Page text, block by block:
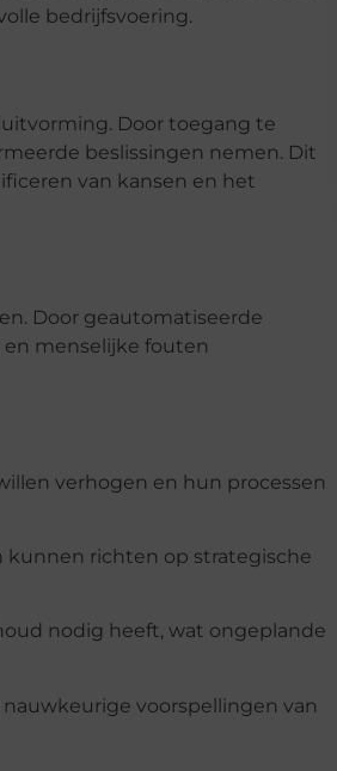
bedrijfsvoering.
Door toegang te
beslissingen nemen. Dit
van kansen en het
Door geautomatiseerde
menselijke fouten
verhogen en hun processen
kunnen richten op strategische
nodig heeft, wat ongeplande
voorspellingen van